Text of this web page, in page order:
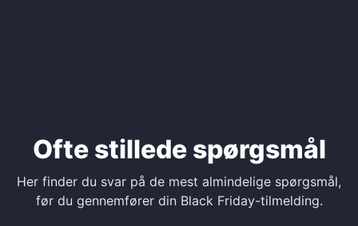
Ofte stillede spørgsmål
Her finder du svar på de mest almindelige spørgsmål,
før du gennemfører din Black Friday-tilmelding.